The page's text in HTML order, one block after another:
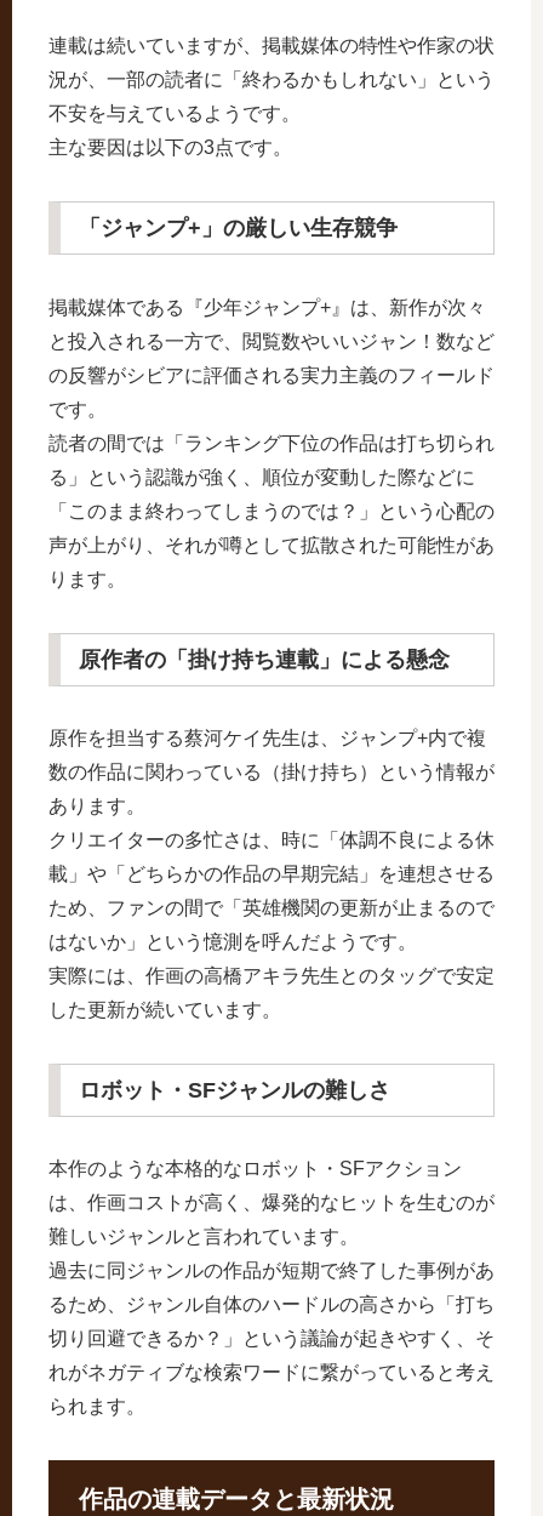
連載は続いていますが、掲載媒体の特性や作家の状
況が、一部の読者に「終わるかもしれない」という
不安を与えているようです。
主な要因は以下の3点です。
「ジャンプ+」の厳しい生存競争
掲載媒体である『少年ジャンプ+』は、新作が次々
と投入される一方で、閲覧数やいいジャン！数など
の反響がシビアに評価される実力主義のフィールド
です。
読者の間では「ランキング下位の作品は打ち切られ
る」という認識が強く、順位が変動した際などに
「このまま終わってしまうのでは？」という心配の
声が上がり、それが噂として拡散された可能性があ
ります。
原作者の「掛け持ち連載」による懸念
原作を担当する蔡河ケイ先生は、ジャンプ+内で複
数の作品に関わっている（掛け持ち）という情報が
あります。
クリエイターの多忙さは、時に「体調不良による休
載」や「どちらかの作品の早期完結」を連想させる
ため、ファンの間で「英雄機関の更新が止まるので
はないか」という憶測を呼んだようです。
実際には、作画の高橋アキラ先生とのタッグで安定
した更新が続いています。
ロボット・SFジャンルの難しさ
本作のような本格的なロボット・SFアクション
は、作画コストが高く、爆発的なヒットを生むのが
難しいジャンルと言われています。
過去に同ジャンルの作品が短期で終了した事例があ
るため、ジャンル自体のハードルの高さから「打ち
切り回避できるか？」という議論が起きやすく、そ
れがネガティブな検索ワードに繋がっていると考え
られます。
作品の連載データと最新状況